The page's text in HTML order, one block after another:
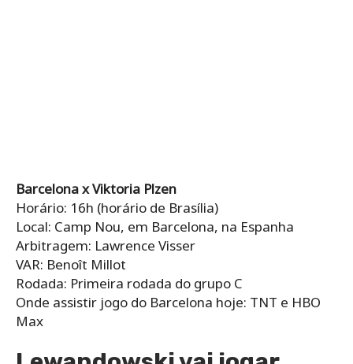
Barcelona x Viktoria Plzen
Horário: 16h (horário de Brasília)
Local: Camp Nou, em Barcelona, na Espanha
Arbitragem: Lawrence Visser
VAR: Benoît Millot
Rodada: Primeira rodada do grupo C
Onde assistir jogo do Barcelona hoje: TNT e HBO
Max